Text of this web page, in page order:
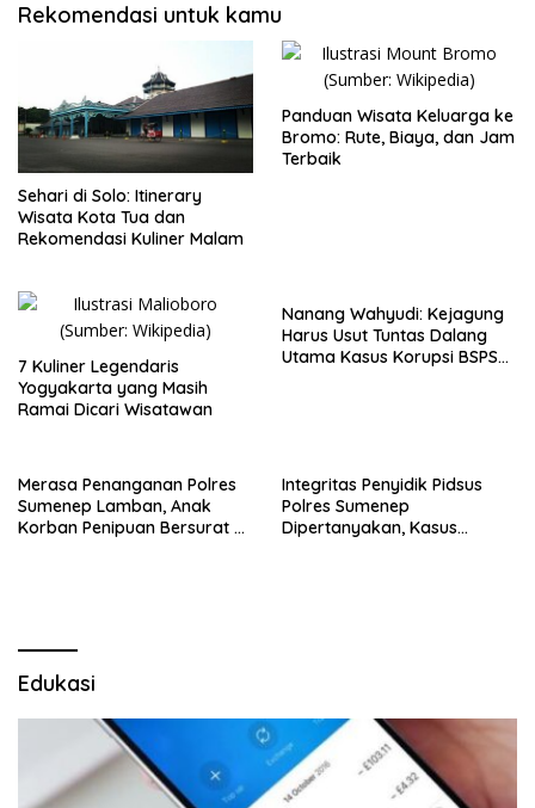
Rekomendasi untuk kamu
Sehari di Solo: Itinerary
Wisata Kota Tua dan
Rekomendasi Kuliner Malam
Panduan Wisata Keluarga ke
Bromo: Rute, Biaya, dan Jam
Terbaik
7 Kuliner Legendaris
Yogyakarta yang Masih
Ramai Dicari Wisatawan
Nanang Wahyudi: Kejagung
Harus Usut Tuntas Dalang
Utama Kasus Korupsi BSPS
Merasa Penanganan Polres
Sumenep Lamban, Anak
Korban Penipuan Bersurat ke
Integritas Penyidik Pidsus
Polres Sumenep
Dipertanyakan, Kasus
Edukasi